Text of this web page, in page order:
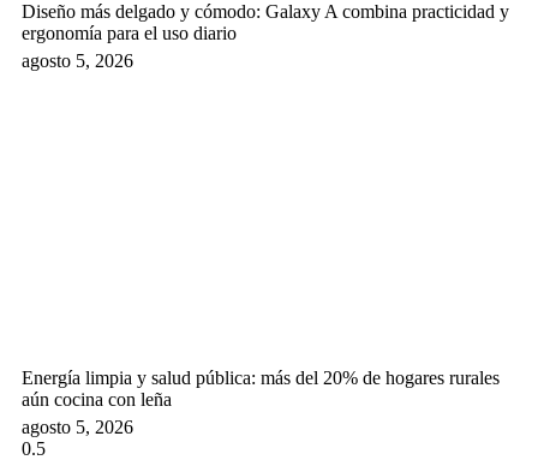
Diseño más delgado y cómodo: Galaxy A combina practicidad y
ergonomía para el uso diario
agosto 5, 2026
Energía limpia y salud pública: más del 20% de hogares rurales
aún cocina con leña
agosto 5, 2026